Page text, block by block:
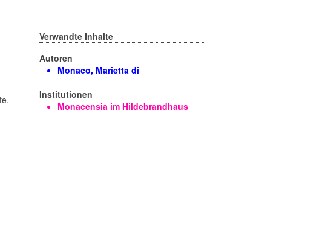
Verwandte Inhalte
Autoren
Monaco, Marietta di
Institutionen
Monacensia im Hildebrandhaus